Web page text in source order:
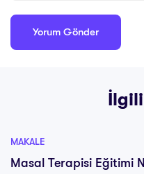
İlgili
MAKALE
Masal Terapisi Eğitimi